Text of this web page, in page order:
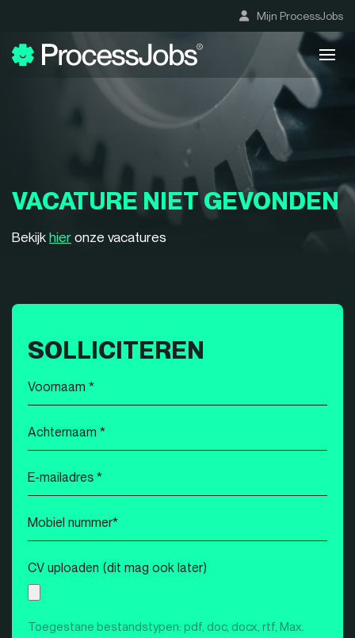
Mijn ProcessJobs
VACATURE NIET GEVONDEN
Bekijk hier onze vacatures
SOLLICITEREN
Voornaam
*
Achternaam
*
E-
mailadres
*
Mobiel
nummer
*
CV uploaden (dit mag ook later)
Toegestane bestandstypen: pdf, doc, docx, rtf, Max.